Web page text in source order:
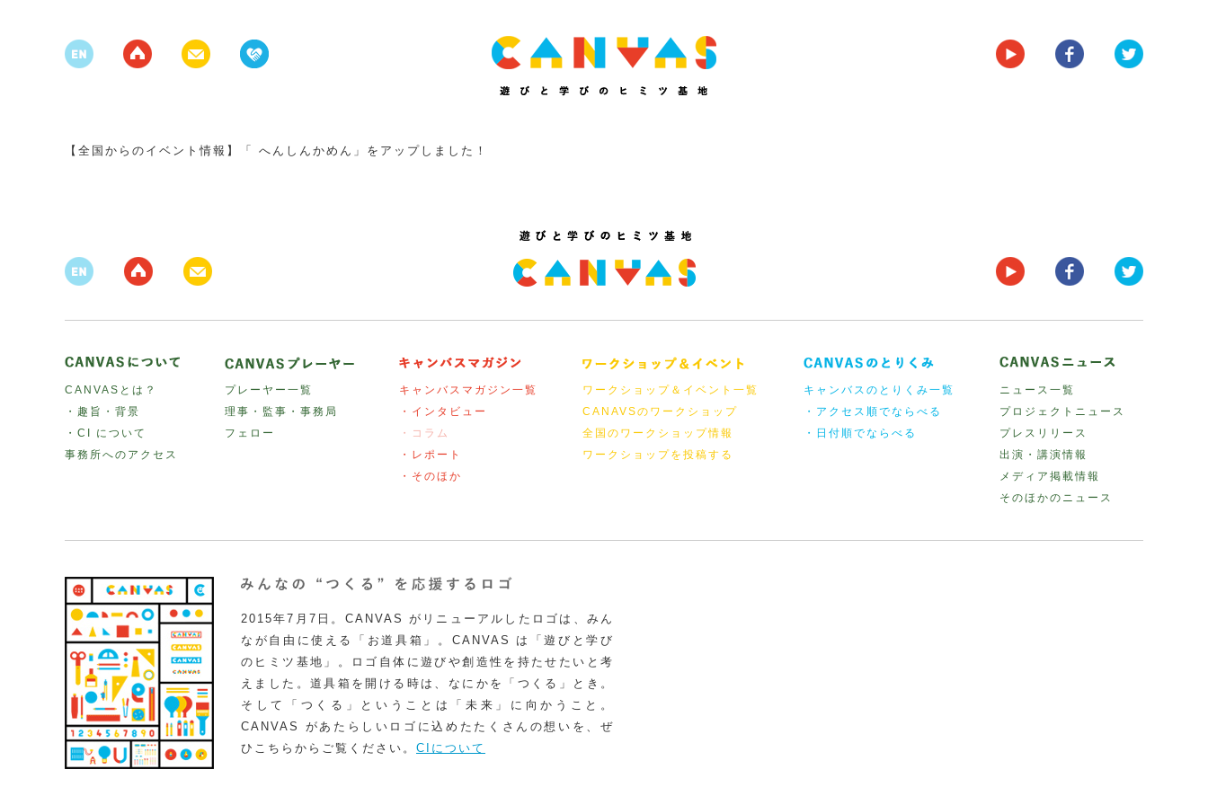
【全国からのイベント情報】「 へんしんかめん」をアップしました！
CANVASとは？
・趣旨・背景
・CI について
事務所へのアクセス
プレーヤー一覧
理事・監事・事務局
フェロー
キャンバスマガジン一覧
・インタビュー
・コラム
・レポート
・そのほか
ワークショップ＆イベント一覧
CANAVSのワークショップ
全国のワークショップ情報
ワークショップを投稿する
キャンバスのとりくみ一覧
・アクセス順でならべる
・日付順でならべる
ニュース一覧
プロジェクトニュース
プレスリリース
出演・講演情報
メディア掲載情報
そのほかのニュース
2015年7月7日。CANVAS がリニューアルしたロゴは、みん
なが自由に使える「お道具箱」。CANVAS は「遊びと学び
のヒミツ基地」。ロゴ自体に遊びや創造性を持たせたいと考
えました。道具箱を開ける時は、なにかを「つくる」とき。
そして「つくる」ということは「未来」に向かうこと。
CANVAS があたらしいロゴに込めたたくさんの想いを、ぜ
ひこちらからご覧ください。 CIについて